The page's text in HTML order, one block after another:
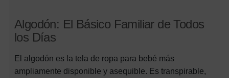
Algodón: El Básico Familiar de Todos
los Días
El algodón es la tela de ropa para bebé más
ampliamente disponible y asequible. Es transpirable,